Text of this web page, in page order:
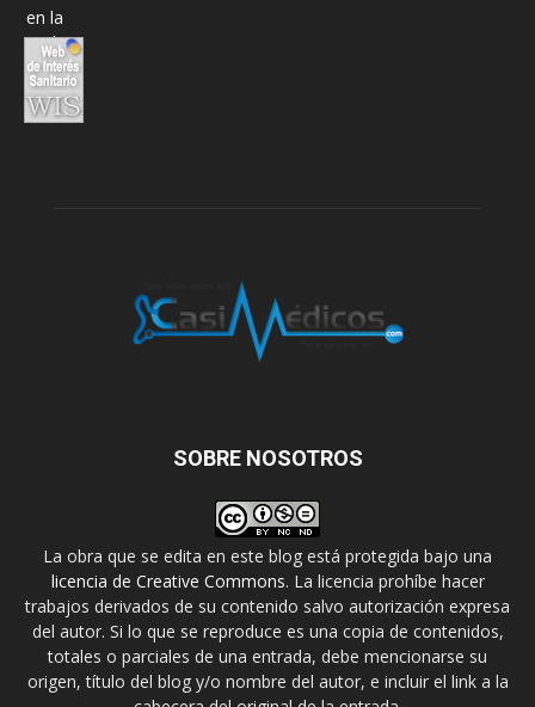
SOBRE NOSOTROS
La obra que se edita en este blog está protegida bajo una
licencia de Creative Commons. La licencia prohíbe hacer
trabajos derivados de su contenido salvo autorización expresa
del autor. Si lo que se reproduce es una copia de contenidos,
totales o parciales de una entrada, debe mencionarse su
origen, título del blog y/o nombre del autor, e incluir el link a la